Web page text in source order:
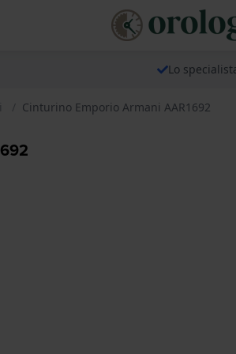
Lo
Cinturino Emporio Armani AAR1692